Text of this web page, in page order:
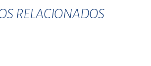
RELACIONADOS